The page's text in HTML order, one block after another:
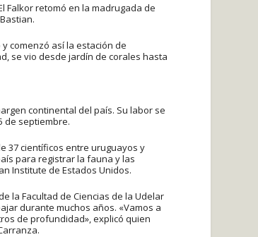
Falkor retomó en la madrugada de
comenzó así la estación de
se vio desde jardín de corales hasta
continental del país. Su labor se
de septiembre.
37 científicos entre uruguayos y
para registrar la fauna y las
Institute de Estados Unidos.
la Facultad de Ciencias de la Udelar
durante muchos años. «Vamos a
de profundidad», explicó quien